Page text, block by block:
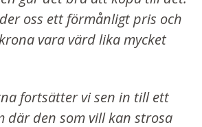
oss ett förmånligt pris och
vara värd lika mycket
fortsätter vi sen in till ett
där den som vill kan strosa